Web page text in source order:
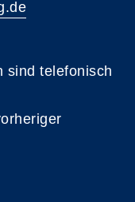
sind telefonisch